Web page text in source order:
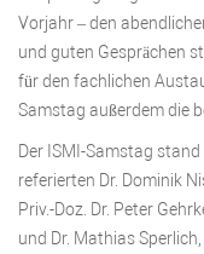
Vorjahr – den
und guten Gesprächen
für den fachlichen
Samstag außerdem die
Der ISMI-Samstag
referierten Dr. Dominik
Priv.-Doz. Dr. Peter
und Dr. Mathias